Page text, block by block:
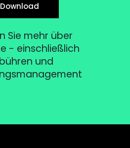
Download
Sie mehr über
- einschließlich
und